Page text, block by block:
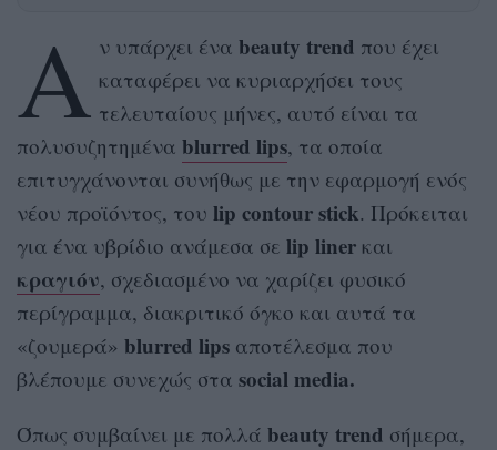
Α ν υπάρχει ένα beauty trend που έχει
καταφέρει να κυριαρχήσει τους
τελευταίους μήνες, αυτό είναι τα
πολυσυζητημένα blurred lips, τα οποία
επιτυγχάνονται συνήθως με την εφαρμογή ενός
νέου προϊόντος, του lip contour stick. Πρόκειται
για ένα υβρίδιο ανάμεσα σε lip liner και
κραγιόν, σχεδιασμένο να χαρίζει φυσικό
περίγραμμα, διακριτικό όγκο και αυτά τα
«ζουμερά» blurred lips αποτέλεσμα που
βλέπουμε συνεχώς στα social media.
Όπως συμβαίνει με πολλά beauty trend σήμερα,